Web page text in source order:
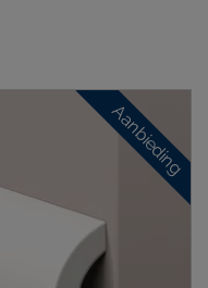
Aanbieding